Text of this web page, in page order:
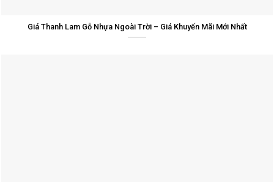
Giá Thanh Lam Gỗ Nhựa Ngoài Trời – Giá Khuyến Mãi Mới Nhất